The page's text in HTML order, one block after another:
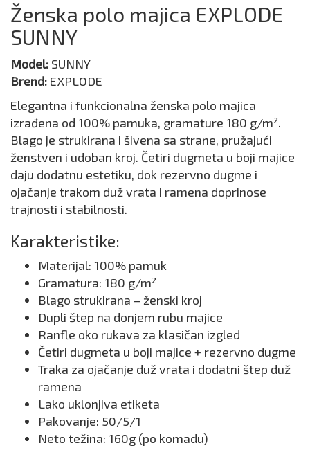
Ženska polo majica EXPLODE
SUNNY
Model: SUNNY
Brend: EXPLODE
Elegantna i funkcionalna ženska polo majica
izrađena od 100% pamuka, gramature 180 g/m².
Blago je strukirana i šivena sa strane, pružajući
ženstven i udoban kroj. Četiri dugmeta u boji majice
daju dodatnu estetiku, dok rezervno dugme i
ojačanje trakom duž vrata i ramena doprinose
trajnosti i stabilnosti.
Karakteristike:
Materijal: 100% pamuk
Gramatura: 180 g/m²
Blago strukirana – ženski kroj
Dupli štep na donjem rubu majice
Ranfle oko rukava za klasičan izgled
Četiri dugmeta u boji majice + rezervno dugme
Traka za ojačanje duž vrata i dodatni štep duž
ramena
Lako uklonjiva etiketa
Pakovanje: 50/5/1
Neto težina: 160g (po komadu)